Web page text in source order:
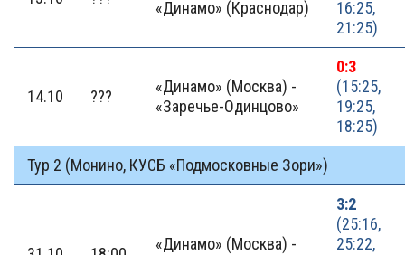
«Динамо» (Краснодар)
16:25,
21:25)
14.10 ???
«Динамо» (Москва) -
«Заречье-Одинцово»
0:3
(15:25,
19:25,
18:25)
Тур 2 (Монино, КУСБ «Подмосковные Зори»)
«Динамо» (Москва) -
3:2
(25:16,
25:22,